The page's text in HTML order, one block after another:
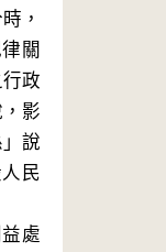
，
關
政
影
說
民
處